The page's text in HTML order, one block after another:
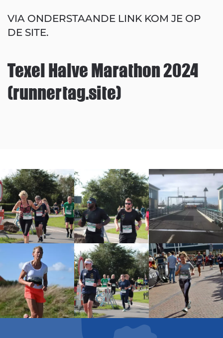
VIA ONDERSTAANDE LINK KOM JE OP
DE SITE.
Texel Halve Marathon 2024
(runnertag.site)